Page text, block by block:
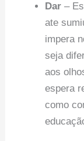
Dar –
ate
impera
seja
aos
espera
como